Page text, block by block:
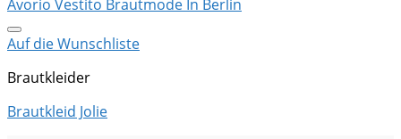
Auf die Wunschliste
Brautkleider
Brautkleid Jolie